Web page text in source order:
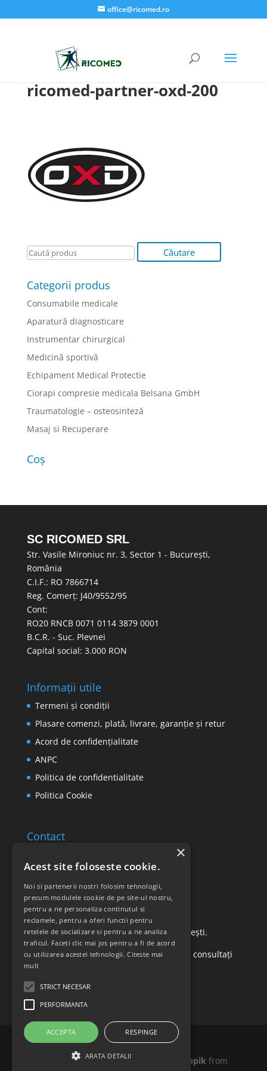
office@ricomed.ro
ricomed-partner-oxd-200
Categorii produs
Consumabile medicale
Aparatură diagnosticare
Instrumentar chirurgical
Medicină sportivă
Echipament Medical Protectie
Ciorapi compresie medicala Belsana GmbH
Traumatologie – osteosinteză
Masaj si Recuperare
Coș
SC RICOMED SRL
Str. Vasile Mironiuc nr. 3, Sector 1 - București,
România
C.I.F.: RO 7866714
Reg. Comerț: J40/9552/95
Cont:
RO20 RNCB 0071 0114 3879 0001
B.C.R. - Suc. Plevnei
Capital social: 3.000 RON
Informații utile
Termeni și condiții
Plasare comenzi, plată, livrare, garanție și retur
Acord de confidențialitate
ANPC
Politica de confidentialitate
Politica Cookie
Contact
Retur produse
Str. Vasile Mironiuc nr. 3, Sector 1, București.
Pentru detalii suplimentare, vă rugăm să consultați
politica de returnare a produselor
Icons made byMadebyoliver Freepik from
Acest site foloseste cookie.
Noi si partenerii nostri folosim tehnologii,
precum modulele cookie de pe site-ul nostru,
pentru a ne personaliza continutul si
reclamele, pentru a oferi functii pentru
retelele de socializare si pentru a ne analiza
traficul. Faceti clic mai jos pentru a fi de acord
cu utilizarea acestei tehnologii.Citeste mai
mult
STRICT NECESAR
PERFORMANTA
ACCEPTA RESPINGE
ARATA DETALII
×